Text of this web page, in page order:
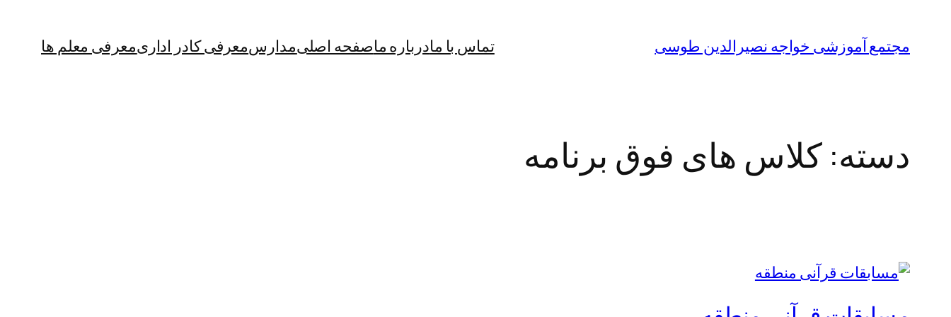
مجتمع آموزشی خواجه نصیرالدین طوسی تماس با مادرباره ماصفحه اصلیمدارسمعرفی کادر اداریمعرفی معلم ها
دسته:کلاس های فوق برنامه